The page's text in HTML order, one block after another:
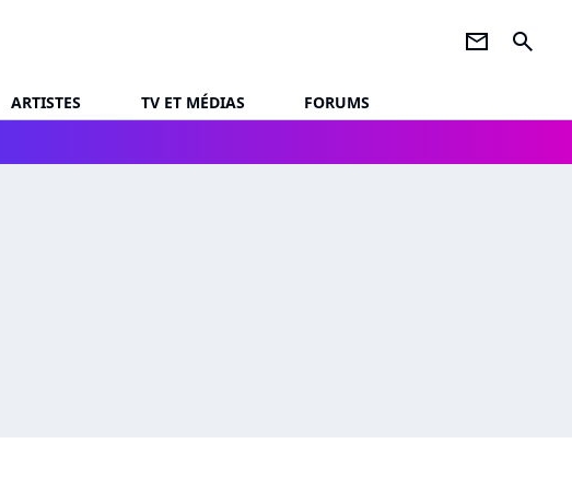
newsletter search
ARTISTES TV ET MÉDIAS
FORUMS